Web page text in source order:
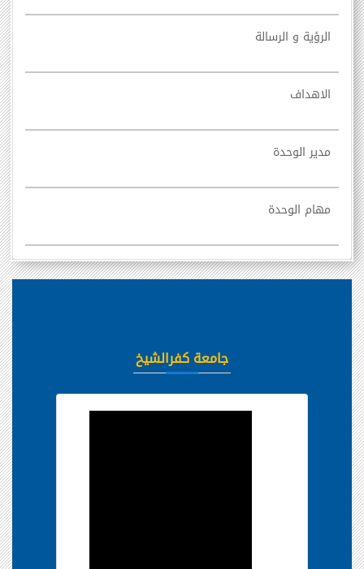
الرؤية و الرسالة
الاهداف
مدير الوحدة
مهام الوحدة
جامعة كفرالشيخ